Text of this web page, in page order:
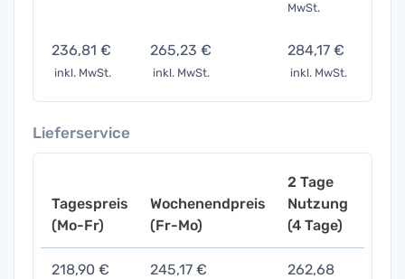
MwSt.
236,81 €
inkl. MwSt.
265,23 €
inkl. MwSt.
284,17 €
inkl. MwSt.
Lieferservice
Tagespreis
(Mo-Fr)
Wochenendpreis
(Fr-Mo)
2 Tage
Nutzung
(4 Tage)
218,90 € 245,17 €
262,68